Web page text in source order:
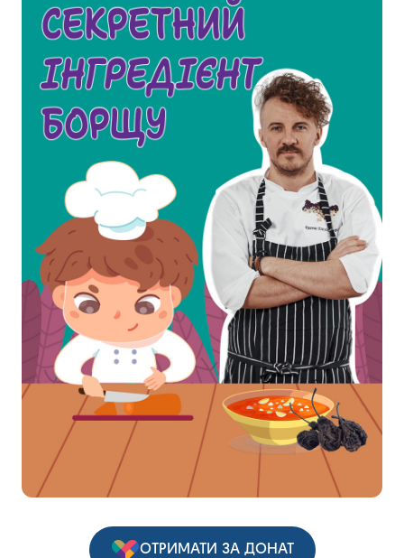
ОТРИМАТИ ЗА ДОНАТ